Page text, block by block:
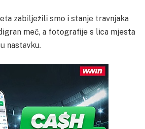
zabilježili smo i stanje travnjaka
meč, a fotografije s lica mjesta
nastavku.